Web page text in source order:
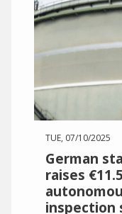
TUE, 07/10/2025
German
raises
inspection